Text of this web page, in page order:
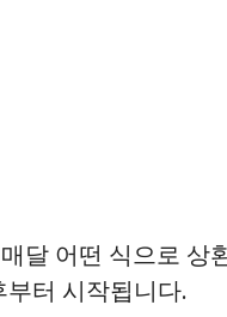
달 어떤 식으로 상
터 시작됩니다.